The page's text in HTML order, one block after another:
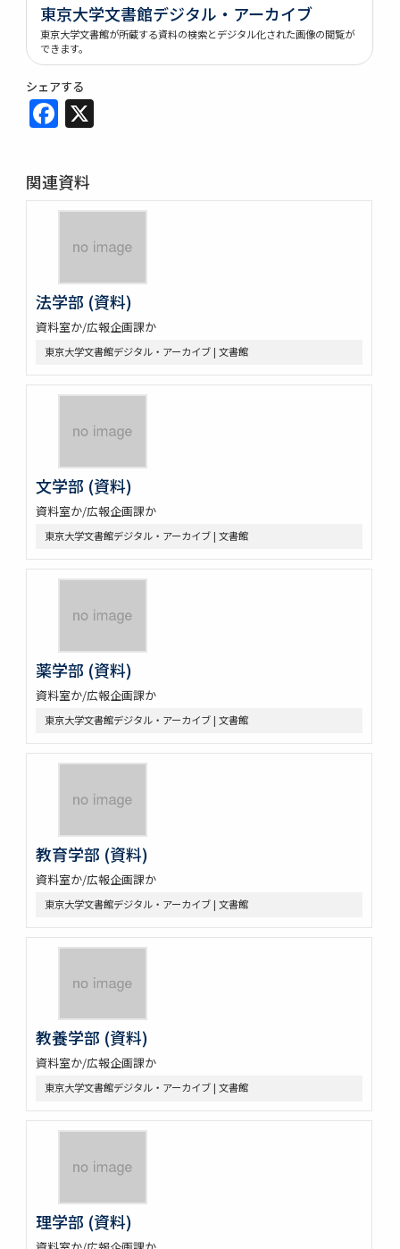
東京大学文書館デジタル・アーカイブ
東京大学文書館が所蔵する資料の検索とデジタル化された画像の閲覧が
できます。
シェアする
Facebook
関連資料
法学部 (資料)
資料室か/広報企画課か
東京大学文書館デジタル・アーカイブ | 文書館
文学部 (資料)
資料室か/広報企画課か
東京大学文書館デジタル・アーカイブ | 文書館
薬学部 (資料)
資料室か/広報企画課か
東京大学文書館デジタル・アーカイブ | 文書館
教育学部 (資料)
資料室か/広報企画課か
東京大学文書館デジタル・アーカイブ | 文書館
教養学部 (資料)
資料室か/広報企画課か
東京大学文書館デジタル・アーカイブ | 文書館
理学部 (資料)